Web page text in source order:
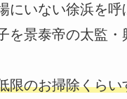
にいない徐浜を
を景泰帝の太監
限のお掃除くらい